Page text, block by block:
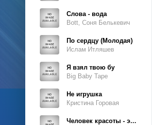
Слова - вода
Bott, Соня Белькевич
По сердцу (Молодая)
Ислам Итляшев
Я взял твою бу
Big Baby Tape
Не игрушка
Кристина Горовая
Человек красоты - это ты, это ты, это ты